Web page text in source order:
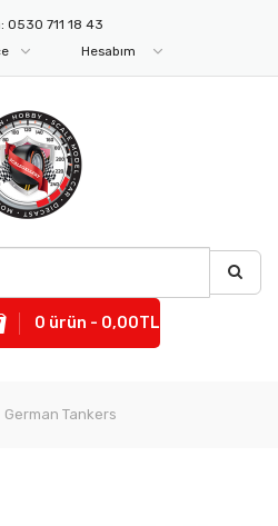
0530 711 18 43
Hesabım
0 ürün - 0,00TL
German Tankers